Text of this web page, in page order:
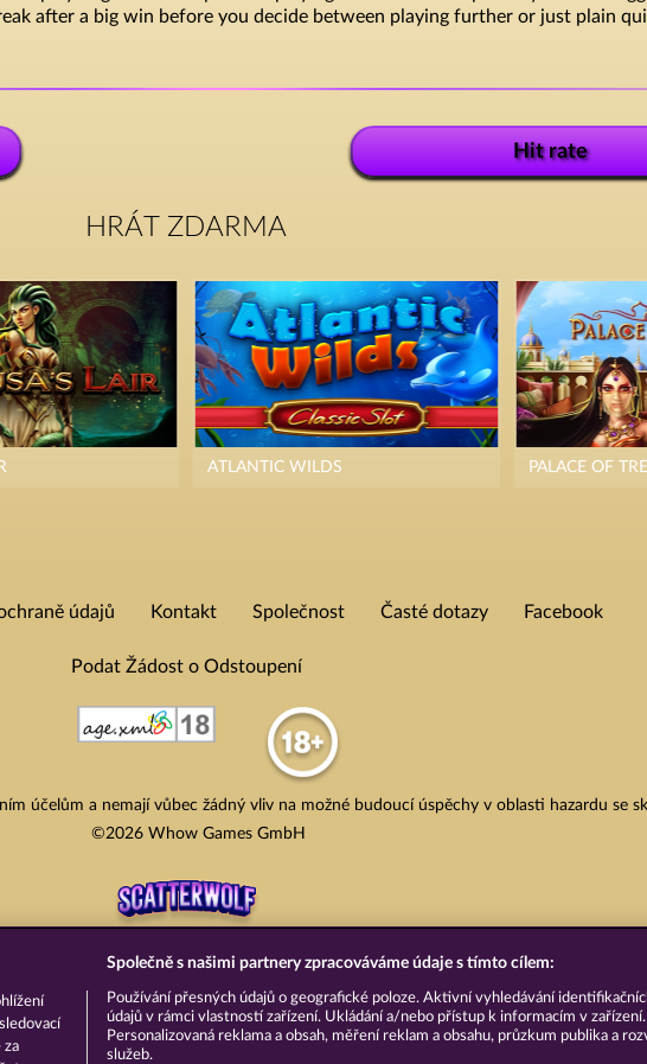
after a big win before you decide between playing further or just plain
Hit rate
HRÁT ZDARMA
ATLANTIC WILDS PALACE OF
údajů Kontakt Společnost Časté dotazy Facebook
Podat Žádost o Odstoupení
účelům a nemají vůbec žádný vliv na možné budoucí úspěchy v oblasti hazardu se
©2026 Whow Games GmbH
za
Společně s našimi partnery zpracováváme údaje s tímto cílem:
Používání přesných údajů o geografické poloze. Aktivní vyhledávání
údajů v rámci vlastností zařízení. Ukládání a/nebo přístup k informacím v zařízení.
Personalizovaná reklama a obsah, měření reklam a obsahu, průzkum publika a
služeb.